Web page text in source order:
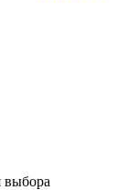
выбора